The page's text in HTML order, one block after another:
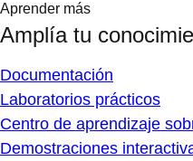
Aprender más
Amplía tu
Documentación
Laboratorios prácticos
Centro de aprendizaje
Demostraciones